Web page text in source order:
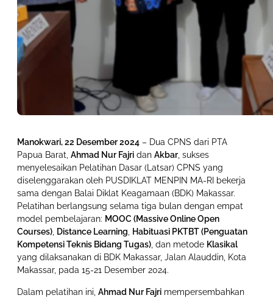
Manokwari, 22 Desember 2024 – Dua CPNS dari PTA
Papua Barat, Ahmad Nur Fajri dan Akbar, sukses
menyelesaikan Pelatihan Dasar (Latsar) CPNS yang
diselenggarakan oleh PUSDIKLAT MENPIN MA-RI bekerja
sama dengan Balai Diklat Keagamaan (BDK) Makassar.
Pelatihan berlangsung selama tiga bulan dengan empat
model pembelajaran: MOOC (Massive Online Open
Courses), Distance Learning, Habituasi PKTBT (Penguatan
Kompetensi Teknis Bidang Tugas), dan metode Klasikal
yang dilaksanakan di BDK Makassar, Jalan Alauddin, Kota
Makassar, pada 15-21 Desember 2024.
Dalam pelatihan ini, Ahmad Nur Fajri mempersembahkan